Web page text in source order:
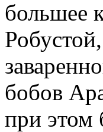
большее
бобов
при этом